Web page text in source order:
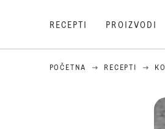
RECEPTI PROIZVODI
POČETNA RECEPTI